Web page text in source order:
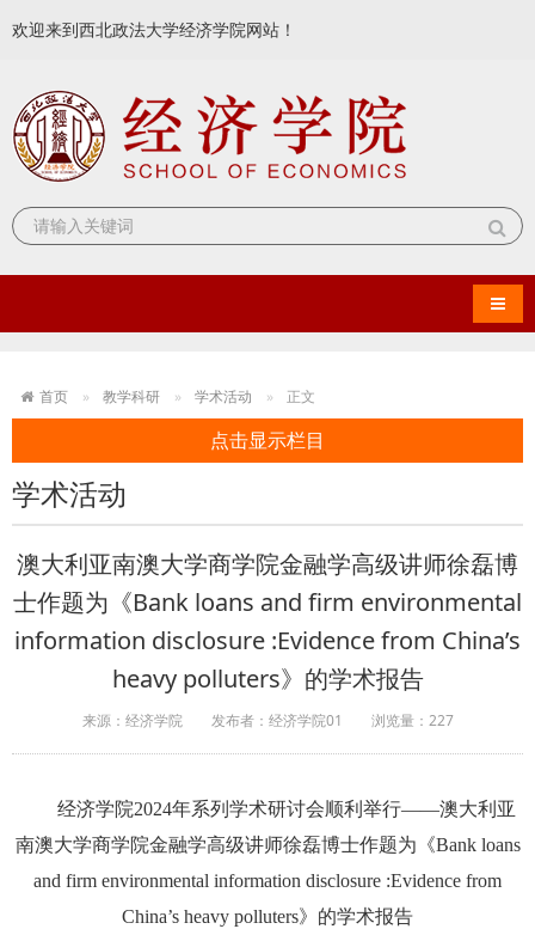
欢迎来到西北政法大学经济学院网站！
导航
首页 教学科研 学术活动 正文
点击显示栏目
学术活动
澳大利亚南澳大学商学院金融学高级讲师徐磊博
士作题为《Bank loans and firm environmental
information disclosure :Evidence from China’s
heavy polluters》的学术报告
来源：经济学院 发布者：经济学院01 浏览量： 227
经济学院2024年系列学术研讨会顺利举行——澳大利亚
南澳大学商学院金融学高级讲师徐磊博士作题为《Bank loans
and firm environmental information disclosure :Evidence from
China’s heavy polluters》的学术报告